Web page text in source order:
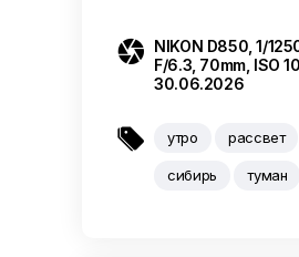
 NIKON D850, 1/
F/6.3, 70mm, ISO
30.06.2026
 утро рассвет
сибирь туман